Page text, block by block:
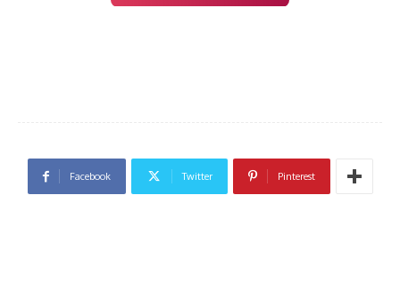
Facebook Twitter Pinterest